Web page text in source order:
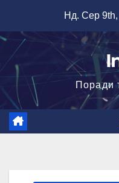
вмісту
Нд. Сер
Поради